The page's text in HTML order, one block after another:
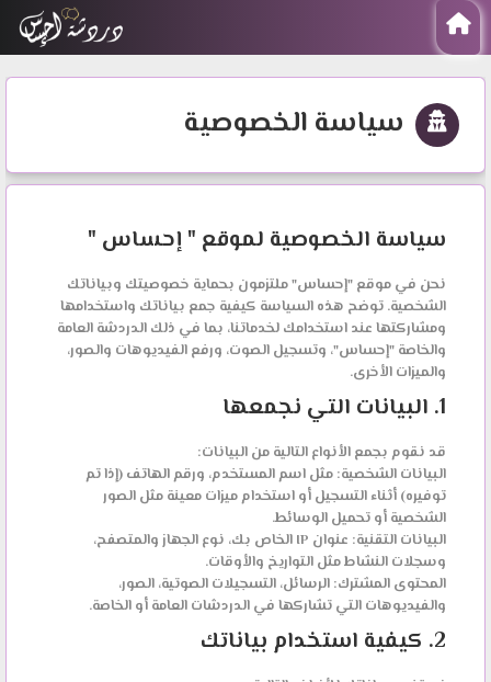
سياسة الخصوصية
سياسة الخصوصية لموقع " إحساس "
نحن في موقع "إحساس" ملتزمون بحماية خصوصيتك وبياناتك
الشخصية. توضح هذه السياسة كيفية جمع بياناتك واستخدامها
ومشاركتها عند استخدامك لخدماتنا، بما في ذلك الدردشة العامة
والخاصة "إحساس"، وتسجيل الصوت، ورفع الفيديوهات والصور،
والميزات الأخرى.
1. البيانات التي نجمعها
قد نقوم بجمع الأنواع التالية من البيانات:
البيانات الشخصية: مثل اسم المستخدم، ورقم الهاتف (إذا تم
توفيره) أثناء التسجيل أو استخدام ميزات معينة مثل الصور
الشخصية أو تحميل الوسائط.
البيانات التقنية:
عنوان IP الخاص بك، نوع الجهاز والمتصفح،
وسجلات النشاط مثل التواريخ والأوقات.
المحتوى المشترك: الرسائل، التسجيلات الصوتية، الصور،
والفيديوهات التي تشاركها في الدردشات العامة أو الخاصة.
2. كيفية استخدام بياناتك